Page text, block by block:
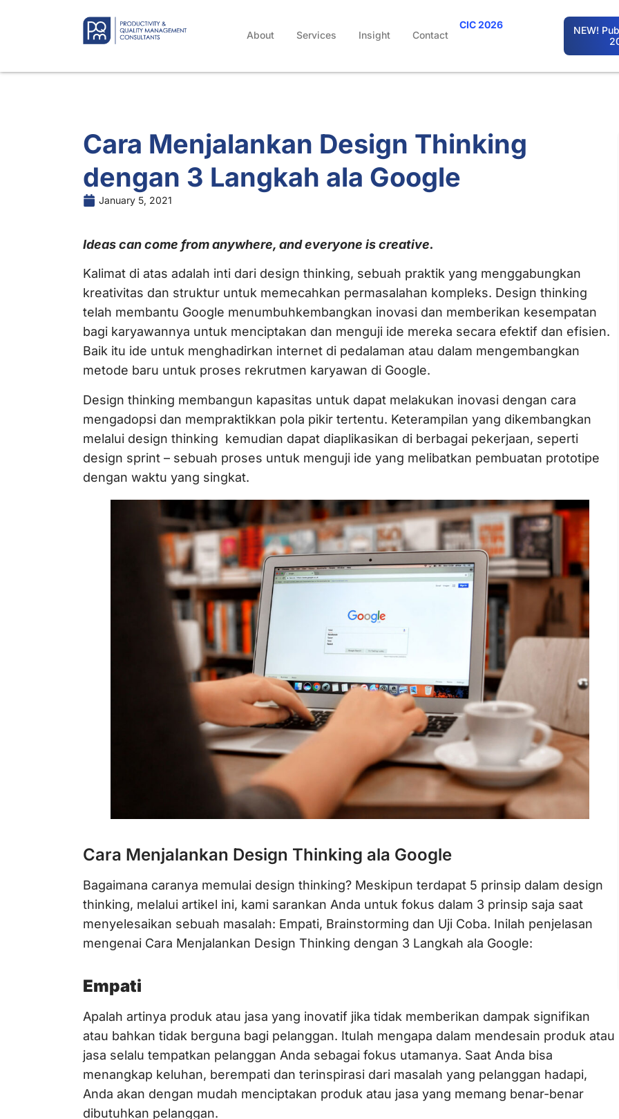
About Services Insight Contact
CIC 2026
NEW!
Cara Menjalankan Design Thinking
dengan 3 Langkah ala Google
January 5, 2021
Ideas can come from anywhere, and everyone is creative.
Kalimat di atas adalah inti dari design thinking, sebuah praktik yang menggabungkan
kreativitas dan struktur untuk memecahkan permasalahan kompleks. Design thinking
telah membantu Google menumbuhkembangkan inovasi dan memberikan kesempatan
bagi karyawannya untuk menciptakan dan menguji ide mereka secara efektif dan efisien.
Baik itu ide untuk menghadirkan internet di pedalaman atau dalam mengembangkan
metode baru untuk proses rekrutmen karyawan di Google.
Design thinking membangun kapasitas untuk dapat melakukan inovasi dengan cara
mengadopsi dan mempraktikkan pola pikir tertentu. Keterampilan yang dikembangkan
melalui design thinking kemudian dapat diaplikasikan di berbagai pekerjaan, seperti
design sprint – sebuah proses untuk menguji ide yang melibatkan pembuatan prototipe
dengan waktu yang singkat.
Cara Menjalankan Design Thinking ala Google
Bagaimana caranya memulai design thinking? Meskipun terdapat 5 prinsip dalam design
thinking, melalui artikel ini, kami sarankan Anda untuk fokus dalam 3 prinsip saja saat
menyelesaikan sebuah masalah: Empati, Brainstorming dan Uji Coba. Inilah penjelasan
mengenai Cara Menjalankan Design Thinking dengan 3 Langkah ala Google:
Empati
Apalah artinya produk atau jasa yang inovatif jika tidak memberikan dampak signifikan
atau bahkan tidak berguna bagi pelanggan. Itulah mengapa dalam mendesain produk atau
jasa selalu tempatkan pelanggan Anda sebagai fokus utamanya. Saat Anda bisa
menangkap keluhan, berempati dan terinspirasi dari masalah yang pelanggan hadapi,
Anda akan dengan mudah menciptakan produk atau jasa yang memang benar-benar
dibutuhkan pelanggan.